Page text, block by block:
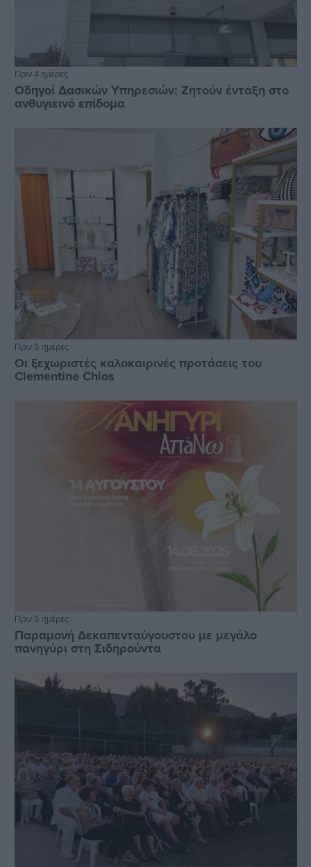
Πριν 4 ημέρες
Οδηγοί Δασικών Υπηρεσιών: Ζητούν ένταξη στο
ανθυγιεινό επίδομα
Πριν 5 ημέρες
Οι ξεχωριστές καλοκαιρινές προτάσεις του
Clementine Chios
Πριν 5 ημέρες
Παραμονή Δεκαπενταύγουστου με μεγάλο
πανηγύρι στη Σιδηρούντα